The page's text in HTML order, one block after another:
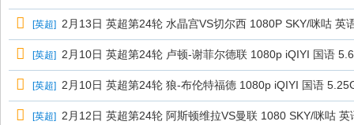
[英超] 2月13日 英超第24轮 水晶宫VS切尔西 1080P SKY/咪咕 英
[英超] 2月10日 英超第24轮 卢顿-谢菲尔德联 1080p iQIYI 国语
[英超] 2月10日 英超第24轮 狼-布伦特福德 1080p iQIYI 国语
[英超] 2月12日 英超第24轮 阿斯顿维拉VS曼联 1080 SKY/咪咕 英